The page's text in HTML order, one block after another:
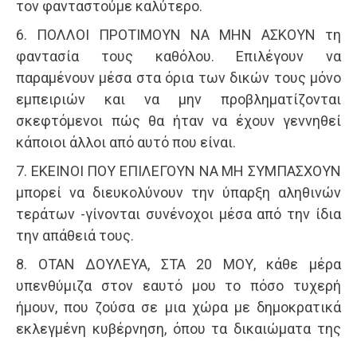
τον φανταστούμε καλύτερο.
6. ΠΟΛΛΟΙ ΠΡΟΤΙΜΟΥΝ ΝΑ ΜΗΝ ΑΣΚΟΥΝ τη
φαντασία τους καθόλου. Επιλέγουν να
παραμένουν μέσα στα όρια των δικών τους μόνο
εμπειριών και να μην προβληματίζονται
σκεφτόμενοι πώς θα ήταν να έχουν γεννηθεί
κάποιοι άλλοι από αυτό που είναι.
7. ΕΚΕΙΝΟΙ ΠΟΥ ΕΠΙΛΕΓΟΥΝ ΝΑ ΜΗ ΣΥΜΠΑΣΧΟΥΝ
μπορεί να διευκολύνουν την ύπαρξη αληθινών
τεράτων -γίνονται συνένοχοι μέσα από την ίδια
την απάθειά τους.
8. ΟΤΑΝ ΔΟΥΛΕΥΑ, ΣΤΑ 20 ΜΟΥ, κάθε μέρα
υπενθύμιζα στον εαυτό μου το πόσο τυχερή
ήμουν, που ζούσα σε μια χώρα με δημοκρατικά
εκλεγμένη κυβέρνηση, όπου τα δικαιώματα της